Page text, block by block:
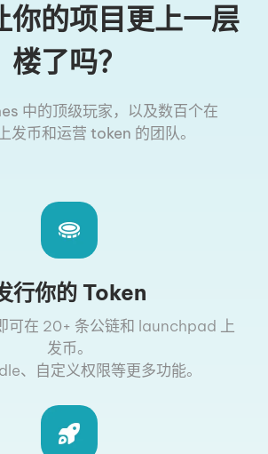
你的项目更上一层
楼了吗？
中的顶级玩家，以及数百个在
发币和运营 token 的团队。
行你的 Token
可在 20+ 条公链和 launchpad 上
发币。
、自定义权限等更多功能。